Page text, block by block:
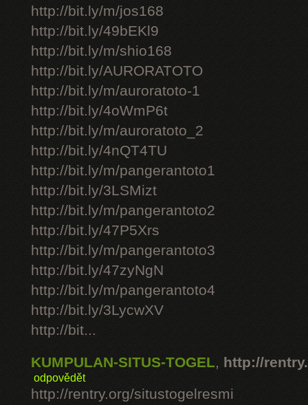
http://bit.ly/m/jos168
http://bit.ly/49bEKl9
http://bit.ly/m/shio168
http://bit.ly/AURORATOTO
http://bit.ly/m/auroratoto-1
http://bit.ly/4oWmP6t
http://bit.ly/m/auroratoto_2
http://bit.ly/4nQT4TU
http://bit.ly/m/pangerantoto1
http://bit.ly/3LSMizt
http://bit.ly/m/pangerantoto2
http://bit.ly/47P5Xrs
http://bit.ly/m/pangerantoto3
http://bit.ly/47zyNgN
http://bit.ly/m/pangerantoto4
http://bit.ly/3LycwXV
http://bit...
KUMPULAN-SITUS-TOGEL, http://
odpovědět
http://rentry.org/situstogelresmi